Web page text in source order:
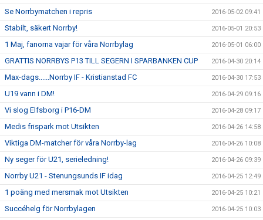
Se Norrbymatchen i repris 2016-05-02 09:41
Stabilt, säkert Norrby! 2016-05-01 20:53
1 Maj, fanorna vajar för våra Norrbylag 2016-05-01 06:00
GRATTIS NORRBYS P13 TILL SEGERN I SPARBANKEN CUP 2016-04-30 20:14
Max-dags......Norrby IF - Kristianstad FC 2016-04-30 17:53
U19 vann i DM! 2016-04-29 09:16
Vi slog Elfsborg i P16-DM 2016-04-28 09:17
Medis frispark mot Utsikten 2016-04-26 14:58
Viktiga DM-matcher för våra Norrby-lag 2016-04-26 10:08
Ny seger för U21, serieledning! 2016-04-26 09:39
Norrby U21 - Stenungsunds IF idag 2016-04-25 12:49
1 poäng med mersmak mot Utsikten 2016-04-25 10:21
Succéhelg för Norrbylagen 2016-04-25 10:03